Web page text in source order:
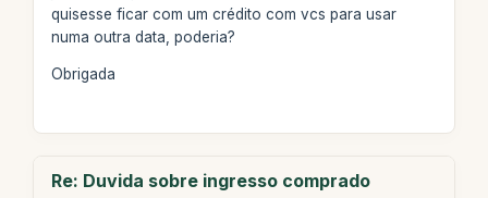
quisesse ficar com um crédito com vcs para usar
numa outra data, poderia?
Obrigada
Re: Duvida sobre ingresso comprado